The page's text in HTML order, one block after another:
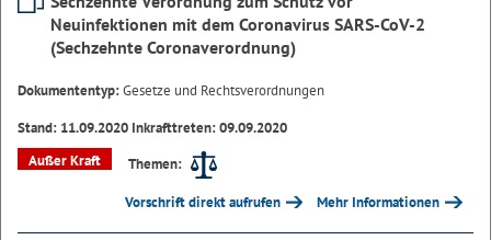
Neuinfektionen mit dem Coronavirus SARS-CoV-2
(Sechzehnte Coronaverordnung)
Dokumententyp:Gesetze und Rechtsverordnungen
Stand: 11.09.2020 Inkrafttreten: 09.09.2020
Außer Kraft
Themen:
Vorschrift direkt aufrufen Mehr Informationen